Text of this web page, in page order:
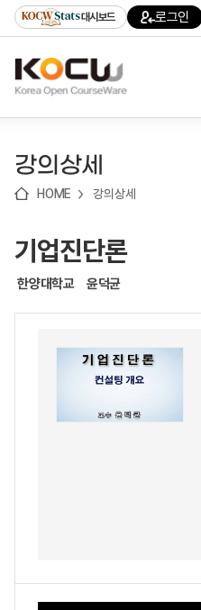
기
기
기
content)
가
대시보드 로그인
강의상세
HOME 강의상세
기업진단론
한양대학교 윤덕균